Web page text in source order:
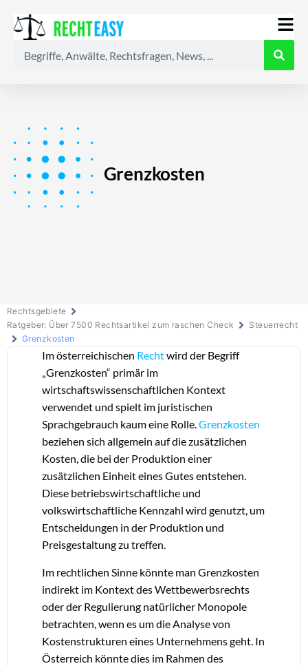
Grenzkosten
Rechtsgebiete
Ratgeber: Über 7500 Rechtsartikel zum raschen Check
Steuerrecht
Grenzkosten
Im österreichischen Rechtwird der Begriff
„Grenzkosten“ primär im
wirtschaftswissenschaftlichen Kontext
verwendet und spielt im juristischen
Sprachgebrauch kaum eine Rolle.Grenzkosten
beziehen sich allgemein auf die zusätzlichen
Kosten, die bei der Produktion einer
zusätzlichen Einheit eines Gutes entstehen.
Diese betriebswirtschaftliche und
volkswirtschaftliche Kennzahl wird genutzt, um
Entscheidungen in der Produktion und
Preisgestaltung zu treffen.
Im rechtlichen Sinne könnte man Grenzkosten
indirekt im Kontext des Wettbewerbsrechts
oder der Regulierung natürlicher Monopole
betrachten, wenn es um die Analyse von
Kostenstrukturen eines Unternehmens geht. In
Österreich könnte dies im Rahmen des